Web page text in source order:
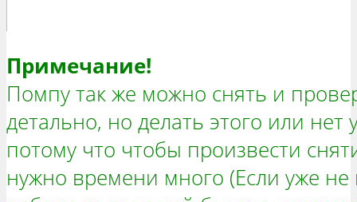
Примечание!
Помпу так же можно снять и
детально, но делать этого или
потому что чтобы произвести
нужно времени много (Если уже